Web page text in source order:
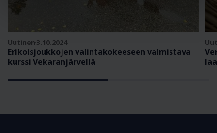
Uutinen 3.10.2024
Erikoisjoukkojen valintakokeeseen valmistava
kurssi Vekaranjärvellä